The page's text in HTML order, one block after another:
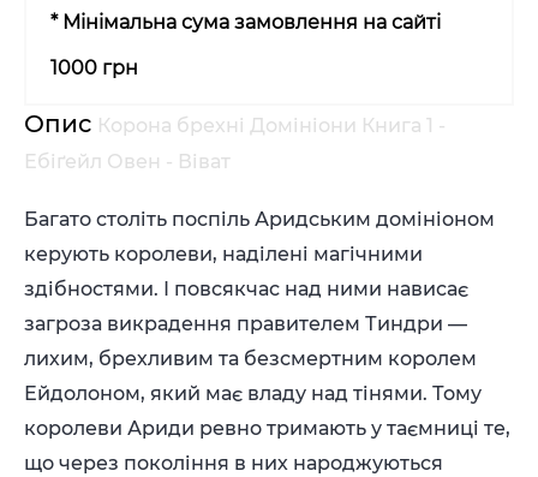
* Мінімальна сума замовлення на сайті
1000 грн
Опис Корона брехні Домініони Книга 1 -
Ебіґейл Овен - Віват
Багато століть поспіль Аридським домініоном
керують королеви, наділені магічними
здібностями. І повсякчас над ними нависає
загроза викрадення правителем Тиндри —
лихим, брехливим та безсмертним королем
Ейдолоном, який має владу над тінями. Тому
королеви Ариди ревно тримають у таємниці те,
що через покоління в них народжуються